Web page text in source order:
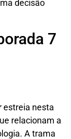
decisão
7
estreia nesta
relacionam a
A trama